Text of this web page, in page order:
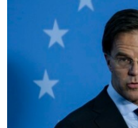
ՏԱՐԱԾԱՇՐՋԱՆ
ՄԻՋԱԶԳԱՅԻՆ
ՍՊՈՐՏ
ՄԵԿՆԱԲԱՆՈՒԹՅՈՒՆ
ՏՏ ԵՒ ԻՆՏԵՐՆԵՏ